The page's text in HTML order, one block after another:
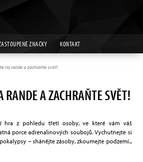
ZNAČKY KONTAKT
na rande a zachraňte svět!
RANDE A ZACHRAŇTE SVĚT!
hra z pohledu třetí osoby, ve které vám váš
porce adrenalinových soubojů. Vychutnejte si
– shánějte zásoby, zkoumejte podzemí...